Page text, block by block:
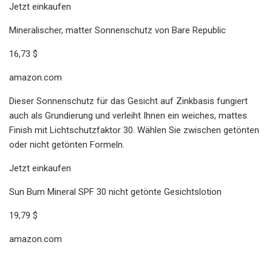
Jetzt einkaufen
Mineralischer, matter Sonnenschutz von Bare Republic
16,73 $
amazon.com
Dieser Sonnenschutz für das Gesicht auf Zinkbasis fungiert
auch als Grundierung und verleiht Ihnen ein weiches, mattes
Finish mit Lichtschutzfaktor 30. Wählen Sie zwischen getönten
oder nicht getönten Formeln.
Jetzt einkaufen
Sun Bum Mineral SPF 30 nicht getönte Gesichtslotion
19,79 $
amazon.com